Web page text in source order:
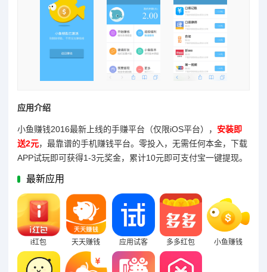
应用介绍
小鱼赚钱2016最新上线的手赚平台（仅限iOS平台）， 安装即
送2元，最靠谱的手机赚钱平台。零投入，无需任何本金，下载
APP试玩即可获得1-3元奖金，累计10元即可支付宝一键提现。
最新应用
i红包 天天赚钱 应用试客 多多红包 小鱼赚钱